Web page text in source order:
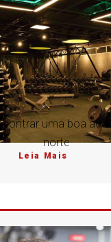
uma boa
norte
Leia Mais